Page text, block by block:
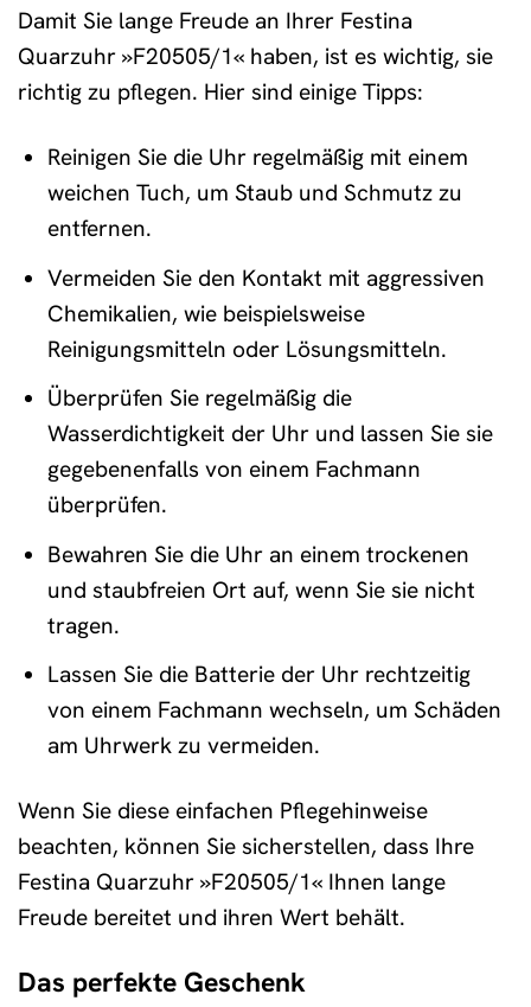
Damit Sie lange Freude an Ihrer Festina
Quarzuhr »F20505/1« haben, ist es wichtig, sie
richtig zu pflegen. Hier sind einige Tipps:
Reinigen Sie die Uhr regelmäßig mit einem
weichen Tuch, um Staub und Schmutz zu
entfernen.
Vermeiden Sie den Kontakt mit aggressiven
Chemikalien, wie beispielsweise
Reinigungsmitteln oder Lösungsmitteln.
Überprüfen Sie regelmäßig die
Wasserdichtigkeit der Uhr und lassen Sie sie
gegebenenfalls von einem Fachmann
überprüfen.
Bewahren Sie die Uhr an einem trockenen
und staubfreien Ort auf, wenn Sie sie nicht
tragen.
Lassen Sie die Batterie der Uhr rechtzeitig
von einem Fachmann wechseln, um Schäden
am Uhrwerk zu vermeiden.
Wenn Sie diese einfachen Pflegehinweise
beachten, können Sie sicherstellen, dass Ihre
Festina Quarzuhr »F20505/1« Ihnen lange
Freude bereitet und ihren Wert behält.
Das perfekte Geschenk